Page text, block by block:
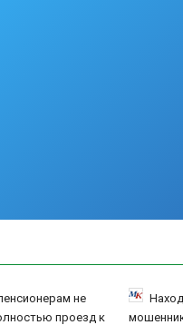
не
проезд к